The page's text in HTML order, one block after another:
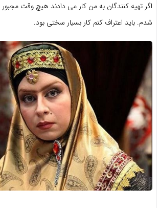
اگر تهیه کنندگان به من کار می دادند هیچ وقت
شدم. باید اعتراف کنم کار بسیار سختی بود.